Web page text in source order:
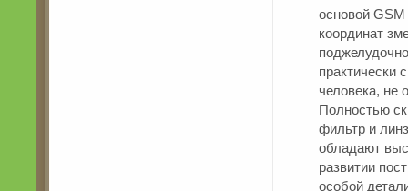
основой
координат
практически
человека, не
Полностью
фильтр и
обладают
развитии
особой